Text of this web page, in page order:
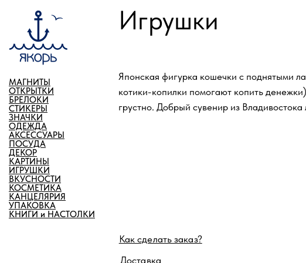
МАГНИТЫ
ОТКРЫТКИ
БРЕЛОКИ
СТИКЕРЫ
ЗНАЧКИ
ОДЕЖДА
АКСЕССУАРЫ
ПОСУДА
ДЕКОР
КАРТИНЫ
ИГРУШКИ
ВКУСНОСТИ
КОСМЕТИКА
КАНЦЕЛЯРИЯ
УПАКОВКА
КНИГИ и НАСТОЛКИ
Игрушки
котики-копилки помогают копить денежки)
грустно. Добрый сувенир из Владивостока